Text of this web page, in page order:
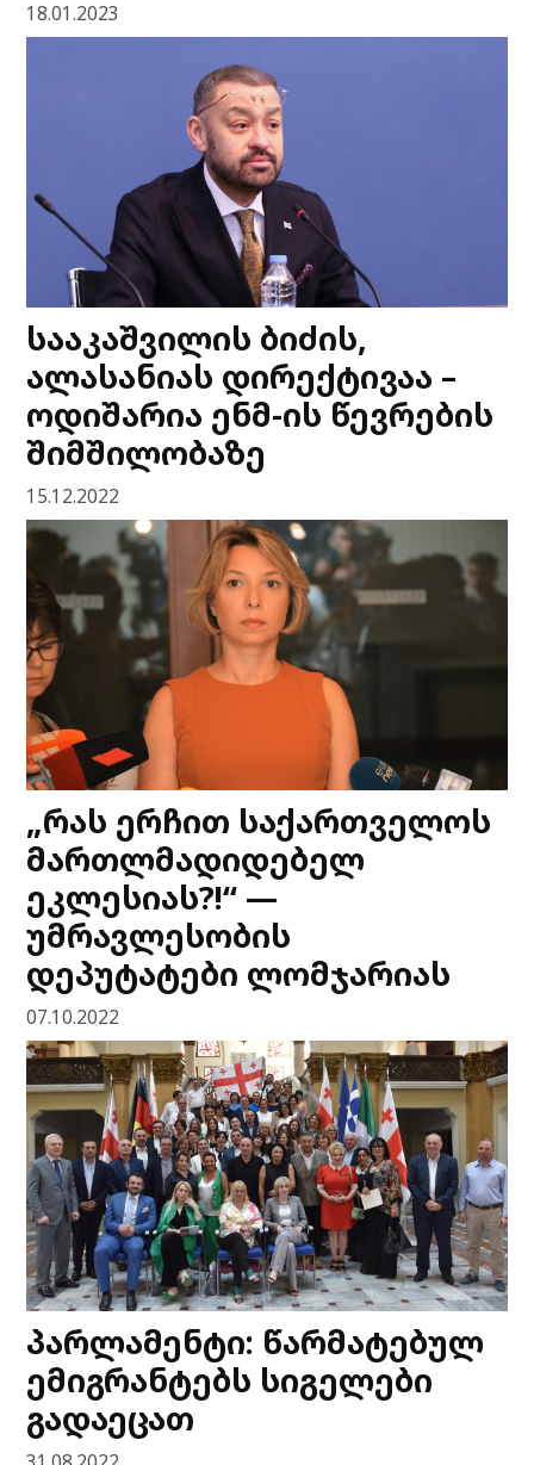
18.01.2023
სააკაშვილის ბიძის,
ალასანიას დირექტივაა –
ოდიშარია ენმ-ის წევრების
შიმშილობაზე
15.12.2022
„რას ერჩით საქართველოს
მართლმადიდებელ
ეკლესიას?!“ —
უმრავლესობის
დეპუტატები ლომჯარიას
07.10.2022
პარლამენტი: წარმატებულ
ემიგრანტებს სიგელები
გადაეცათ